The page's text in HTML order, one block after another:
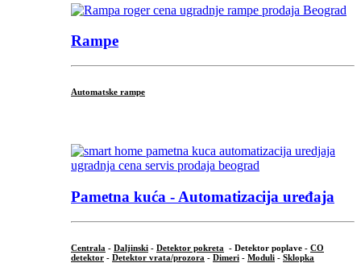
Rampe
Automatske rampe
Pametna kuća - Automatizacija uređaja
Centrala - Daljinski - Detektor pokreta - Detektor poplave - CO
detektor - Detektor vrata/prozora - Dimeri - Moduli - Sklopka